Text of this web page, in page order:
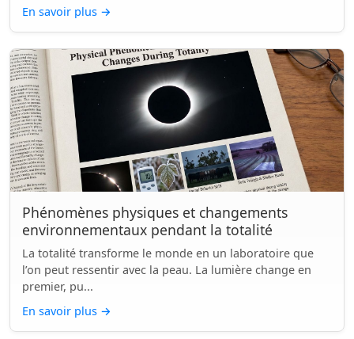
En savoir plus →
Phénomènes physiques et changements
environnementaux pendant la totalité
La totalité transforme le monde en un laboratoire que
l’on peut ressentir avec la peau. La lumière change en
premier, pu...
En savoir plus →